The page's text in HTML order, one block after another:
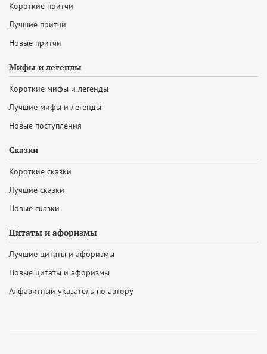
Короткие притчи
Лучшие притчи
Новые притчи
Мифы и легенды
Короткие мифы и легенды
Лучшие мифы и легенды
Новые поступления
Сказки
Короткие сказки
Лучшие сказки
Новые сказки
Цитаты и афоризмы
Лучшие цитаты и афоризмы
Новые цитаты и афоризмы
Алфавитный указатель по автору